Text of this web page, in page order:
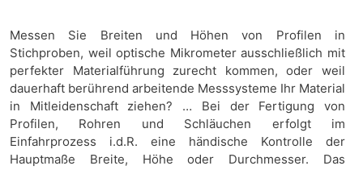
Messen Sie Breiten und Höhen von Profilen in
Stichproben, weil optische Mikrometer ausschließlich mit
perfekter Materialführung zurecht kommen, oder weil
dauerhaft berührend arbeitende Messsysteme Ihr Material
in Mitleidenschaft ziehen? … Bei der Fertigung von
Profilen, Rohren und Schläuchen erfolgt im
Einfahrprozess i.d.R. eine händische Kontrolle der
Hauptmaße Breite, Höhe oder Durchmesser. Das